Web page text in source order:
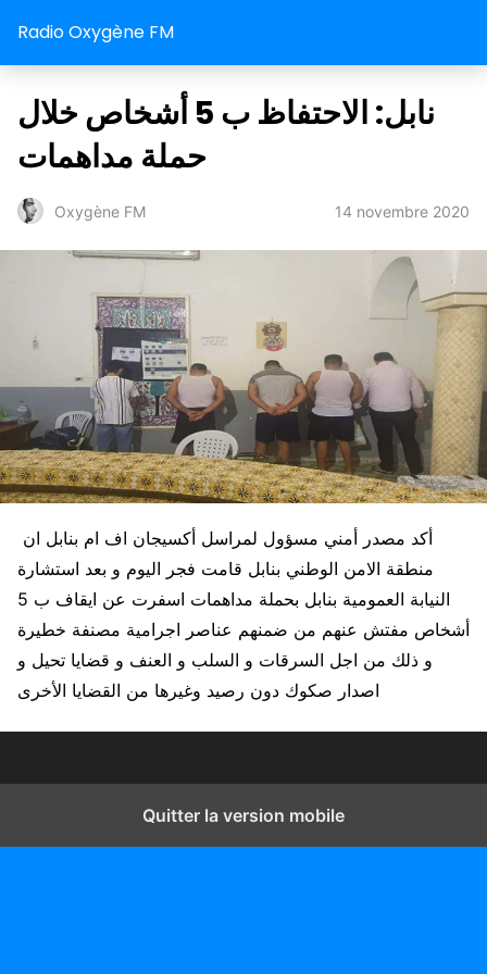
Radio Oxygène FM
نابل: الاحتفاظ ب 5 أشخاص خلال
حملة مداهمات
Oxygène FM 14 novembre 2020
منطقة الامن الوطني بنابل قامت فجر اليوم و بعد استشارة
النيابة العمومية بنابل بحملة مداهمات اسفرت عن ايقاف ب 5
أشخاص مفتش عنهم من ضمنهم عناصر اجرامية مصنفة خطيرة
و ذلك من اجل السرقات و السلب و العنف و قضايا تحيل و
اصدار صكوك دون رصيد وغيرها من القضايا الأخرى
Quitter la version mobile